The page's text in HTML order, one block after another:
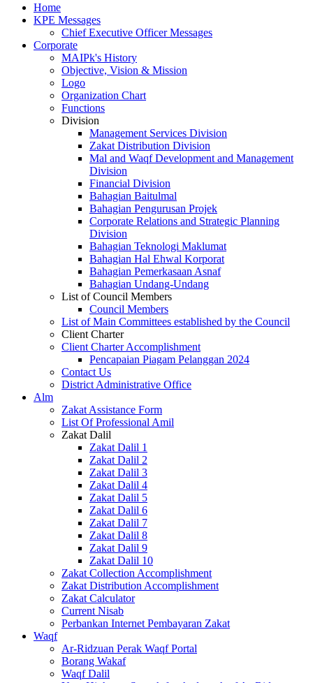
Home
KPE Messages
Chief Executive Officer Messages
Corporate
MAIPk's History
Objective, Vision & Mission
Logo
Organization Chart
Functions
Division
Management Services Division
Zakat Distribution Division
Mal and Waqf Development and Management
Division
Financial Division
Bahagian Baitulmal
Bahagian Pengurusan Projek
Corporate Relations and Strategic Planning
Division
Bahagian Teknologi Maklumat
Bahagian Hal Ehwal Korporat
Bahagian Pemerkasaan Asnaf
Bahagian Undang-Undang
List of Council Members
Council Members
List of Main Committees established by the Council
Client Charter
Client Charter Accomplishment
Pencapaian Piagam Pelanggan 2024
Contact Us
District Administrative Office
Alm
Zakat Assistance Form
List Of Professional Amil
Zakat Dalil
Zakat Dalil 1
Zakat Dalil 2
Zakat Dalil 3
Zakat Dalil 4
Zakat Dalil 5
Zakat Dalil 6
Zakat Dalil 7
Zakat Dalil 8
Zakat Dalil 9
Zakat Dalil 10
Zakat Collection Accomplishment
Zakat Distribution Accomplishment
Zakat Calculator
Current Nisab
Perbankan Internet Pembayaran Zakat
Waqf
Ar-Ridzuan Perak Waqf Portal
Borang Wakaf
Waqf Dalil